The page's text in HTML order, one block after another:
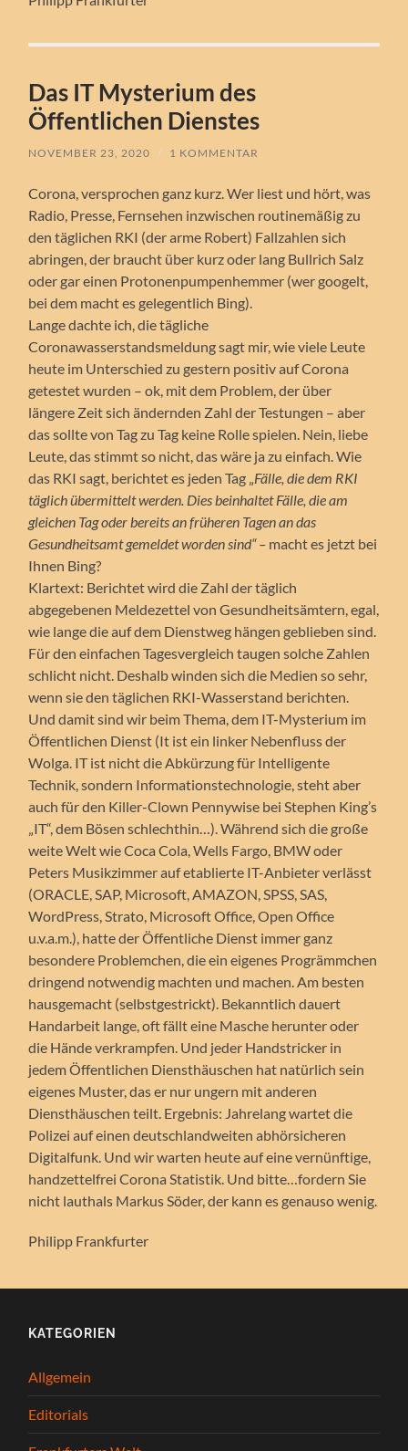
Das IT Mysterium des
Öffentlichen Dienstes
NOVEMBER 23, 2020 / 1 KOMMENTAR
Corona, versprochen ganz kurz. Wer liest und hört, was
Radio, Presse, Fernsehen inzwischen routinemäßig zu
den täglichen RKI (der arme Robert) Fallzahlen sich
abringen, der braucht über kurz oder lang Bullrich Salz
oder gar einen Protonenpumpenhemmer (wer googelt,
bei dem macht es gelegentlich Bing).
Lange dachte ich, die tägliche
Coronawasserstandsmeldung sagt mir, wie viele Leute
heute im Unterschied zu gestern positiv auf Corona
getestet wurden – ok, mit dem Problem, der über
längere Zeit sich ändernden Zahl der Testungen – aber
das sollte von Tag zu Tag keine Rolle spielen. Nein, liebe
Leute, das stimmt so nicht, das wäre ja zu einfach. Wie
das RKI sagt, berichtet es jeden Tag „Fälle, die dem RKI
täglich übermittelt werden. Dies beinhaltet Fälle, die am
gleichen Tag oder bereits an früheren Tagen an das
Gesundheitsamt gemeldet worden sind“ – macht es jetzt bei
Ihnen Bing?
Klartext: Berichtet wird die Zahl der täglich
abgegebenen Meldezettel von Gesundheitsämtern, egal,
wie lange die auf dem Dienstweg hängen geblieben sind.
Für den einfachen Tagesvergleich taugen solche Zahlen
schlicht nicht. Deshalb winden sich die Medien so sehr,
wenn sie den täglichen RKI-Wasserstand berichten.
Und damit sind wir beim Thema, dem IT-Mysterium im
Öffentlichen Dienst (It ist ein linker Nebenfluss der
Wolga. IT ist nicht die Abkürzung für Intelligente
Technik, sondern Informationstechnologie, steht aber
auch für den Killer-Clown Pennywise bei Stephen King’s
„IT“, dem Bösen schlechthin…). Während sich die große
weite Welt wie Coca Cola, Wells Fargo, BMW oder
Peters Musikzimmer auf etablierte IT-Anbieter verlässt
(ORACLE, SAP, Microsoft, AMAZON, SPSS, SAS,
WordPress, Strato, Microsoft Office, Open Office
u.v.a.m.), hatte der Öffentliche Dienst immer ganz
besondere Problemchen, die ein eigenes Progrämmchen
dringend notwendig machten und machen. Am besten
hausgemacht (selbstgestrickt). Bekanntlich dauert
Handarbeit lange, oft fällt eine Masche herunter oder
die Hände verkrampfen. Und jeder Handstricker in
jedem Öffentlichen Diensthäuschen hat natürlich sein
eigenes Muster, das er nur ungern mit anderen
Diensthäuschen teilt. Ergebnis: Jahrelang wartet die
Polizei auf einen deutschlandweiten abhörsicheren
Digitalfunk. Und wir warten heute auf eine vernünftige,
handzettelfrei Corona Statistik. Und bitte…fordern Sie
nicht lauthals Markus Söder, der kann es genauso wenig.
Philipp Frankfurter
KATEGORIEN
Allgemein
Editorials